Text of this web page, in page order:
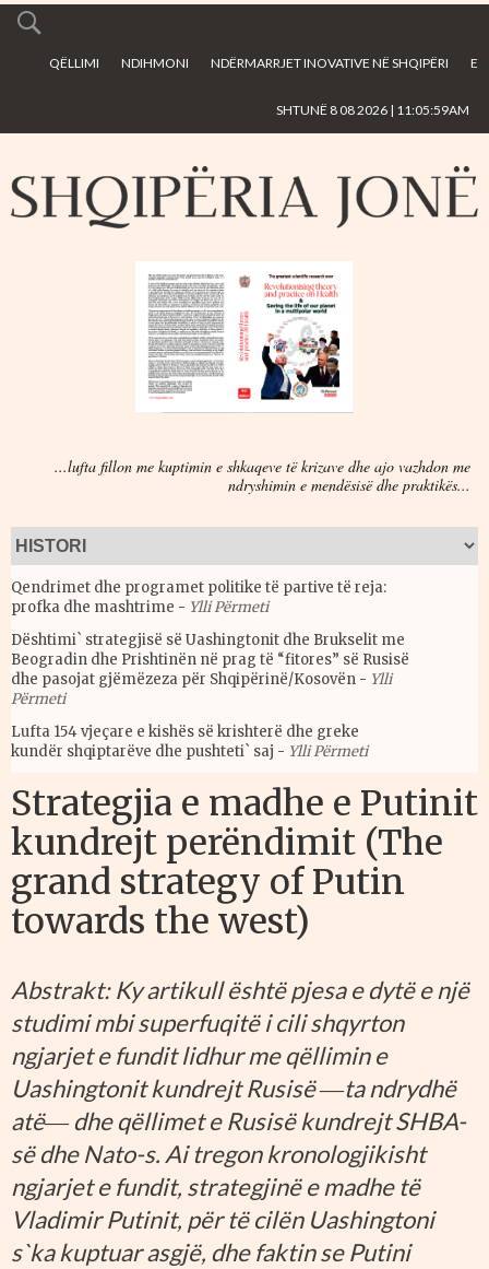
main
QËLLIMI NDIHMONI NDËRMARRJET INOVATIVE NË SHQIPËRI E
SHTUNË 8 08 2026 | 11:05:59AM
...lufta fillon me kuptimin e shkaqeve të krizave dhe ajo vazhdon me
ndryshimin e mendësisë dhe praktikës...
Qendrimet dhe programet politike të partive të reja:
profka dhe mashtrime - Ylli Përmeti
Dështimi` strategjisë së Uashingtonit dhe Brukselit me
Beogradin dhe Prishtinën në prag të “fitores” së Rusisë
dhe pasojat gjëmëzeza për Shqipërinë/Kosovën - Ylli
Përmeti
Lufta 154 vjeçare e kishës së krishterë dhe greke
kundër shqiptarëve dhe pushteti` saj - Ylli Përmeti
Strategjia e madhe e Putinit
kundrejt perëndimit (The
grand strategy of Putin
towards the west)
Abstrakt: Ky artikull është pjesa e dytë e një
studimi mbi superfuqitë i cili shqyrton
ngjarjet e fundit lidhur me qëllimin e
Uashingtonit kundrejt Rusisë ―ta ndrydhë
atë― dhe qëllimet e Rusisë kundrejt SHBA-
së dhe Nato-s. Ai tregon kronologjikisht
ngjarjet e fundit, strategjinë e madhe të
Vladimir Putinit, për të cilën Uashingtoni
s`ka kuptuar asgjë, dhe faktin se Putini